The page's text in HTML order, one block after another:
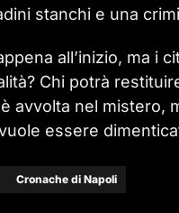
stanchi e una
all’inizio, ma i
Chi potrà
avvolta nel mistero,
essere
Cronache di Napoli